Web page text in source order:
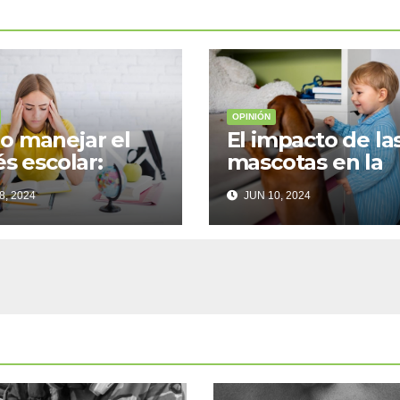
manejar el
escolar:
prácticos
2024
OPINIÓN
El impacto de
mascotas en la
salud emocional
los niños
JUN 10, 2024